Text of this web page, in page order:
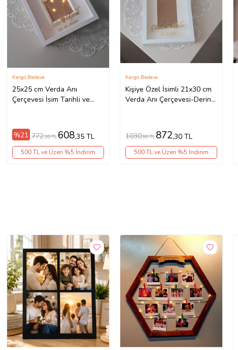
25x25 cm Verda Anı
Çerçevesi İsim Tarihli ve
Çerçeve
Kargo Bedava
%21 772,20 TL 608,35 TL
500 TL ve Üzeri %5 İndirim
Kişiye Özel İsimli 21x30 cm
Verda Anı Çerçevesi-Derin
Kargo Bedava
1030,90 TL 872,30 TL
500 TL ve Üzeri %5 İndirim